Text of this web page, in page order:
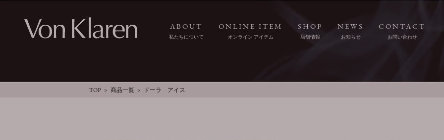
ABOUT
私たちについて
ONLINE ITEM
オンライン アイテム
SHOP
店舗情報
NEWS
お知らせ
CONTACT
お問い合わせ
TOP 商品一覧 ドーラ アイス